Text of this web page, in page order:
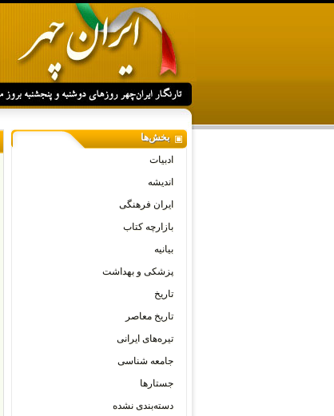
بخش‌ها
ادبیات
اندیشه
ایران فرهنگی
بازارچه کتاب
بیانیه
پزشکی و بهداشت
تاریخ
تاریخ معاصر
تیره‌های ایرانی
جامعه شناسی
جستارها
دسته‌بندی نشده